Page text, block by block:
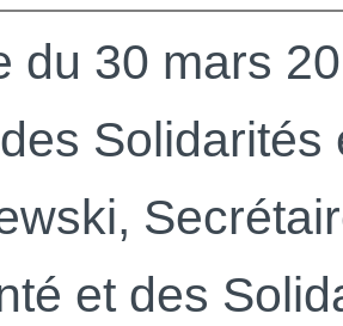
du 30 mars
et des